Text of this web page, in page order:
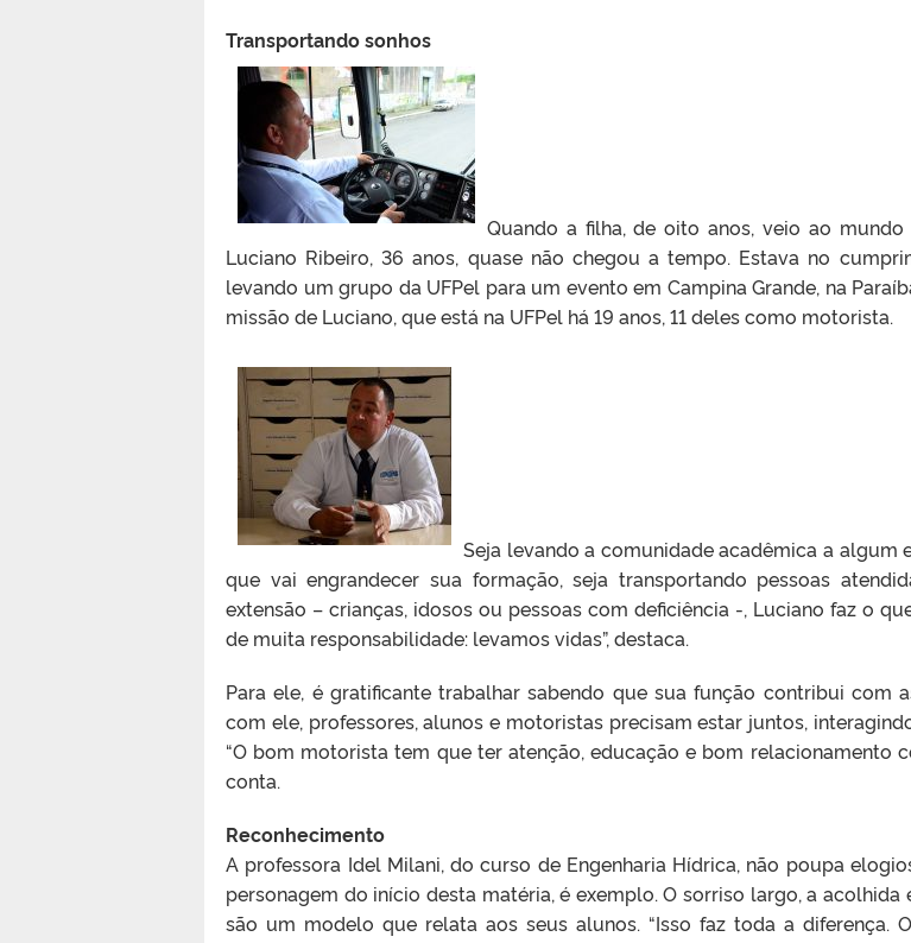
Transportando sonhos
Quando a filha, de oito anos, veio ao mundo
Luciano Ribeiro, 36 anos, quase não chegou a tempo. Estava no
levando um grupo da UFPel para um evento em Campina Grande, na
missão de Luciano, que está na UFPel há 19 anos, 11 deles como motorista.
Seja levando a comunidade acadêmica a algum
que vai engrandecer sua formação, seja transportando pessoas
extensão – crianças, idosos ou pessoas com deficiência -, Luciano faz o
de muita responsabilidade: levamos vidas”, destaca.
Para ele, é gratificante trabalhar sabendo que sua função contribui com
com ele, professores, alunos e motoristas precisam estar juntos,
“O bom motorista tem que ter atenção, educação e bom relacionamento
conta.
Reconhecimento
A professora Idel Milani, do curso de Engenharia Hídrica, não poupa
personagem do início desta matéria, é exemplo. O sorriso largo, a
são um modelo que relata aos seus alunos. “Isso faz toda a diferença.